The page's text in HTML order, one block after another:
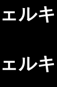
ル
ル